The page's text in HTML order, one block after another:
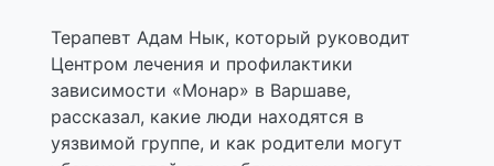
Терапевт Адам Нык, который руководит
Центром лечения и профилактики
зависимости «Монар» в Варшаве,
рассказал, какие люди находятся в
уязвимой группе, и как родители могут